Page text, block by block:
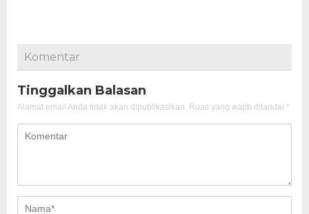
Komentar
Tinggalkan Balasan
Alamat email Anda tidak akan dipublikasikan. Ruas yang wajib ditandai *